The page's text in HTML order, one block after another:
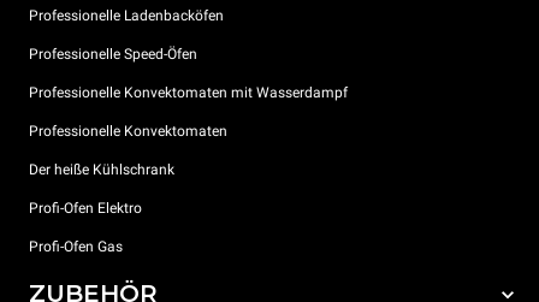
Professionelle Ladenbacköfen
Professionelle Speed-Öfen
Professionelle Konvektomaten mit Wasserdampf
Professionelle Konvektomaten
Der heiße Kühlschrank
Profi-Ofen Elektro
Profi-Ofen Gas
ZUBEHÖR